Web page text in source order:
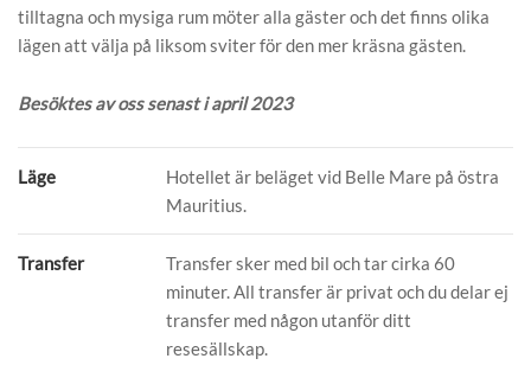
tilltagna och mysiga rum möter alla gäster och det finns olika
lägen att välja på liksom sviter för den mer kräsna gästen.
Besöktes av oss senast i april 2023
Läge
Hotellet är beläget vid Belle Mare på östra
Mauritius.
Transfer
Transfer sker med bil och tar cirka 60
minuter. All transfer är privat och du delar ej
transfer med någon utanför ditt
resesällskap.